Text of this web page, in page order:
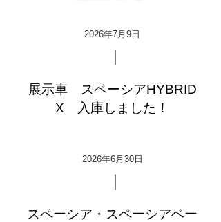
2026年7月9日
展示車 スペーシアHYBRID
X 入庫しました！
2026年6月30日
スペーシア・スペーシアベー